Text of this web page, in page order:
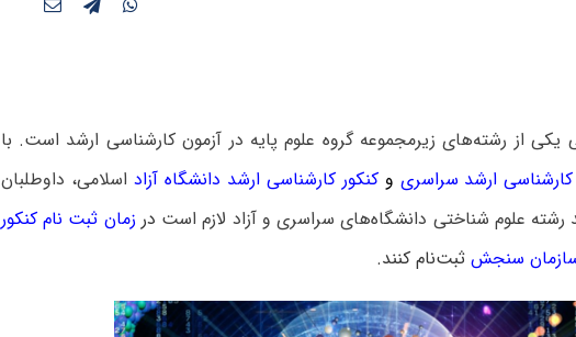
از رشته‌های زیرمجموعه گروه علوم پایه در آزمون کارشناسی ارشد است. با
کارشناسی ارشد سراسری وکنکور کارشناسی ارشد دانشگاه آزاد اسلامی، داوطلبان
علوم شناختی دانشگاه‌های سراسری و آزاد لازم است در زمان ثبت نام کنکور
سنجشثبت‌نام کنند.